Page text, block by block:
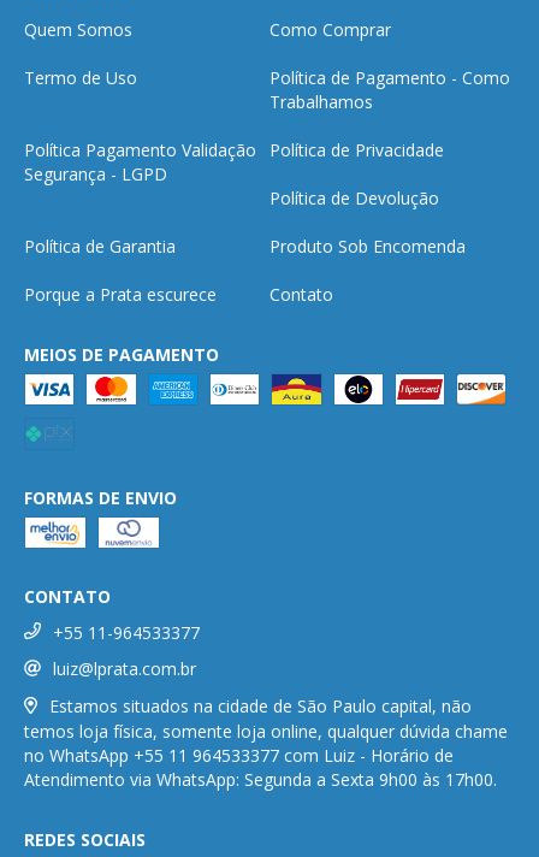
Quem Somos
Como Comprar
Termo de Uso
Política de Pagamento - Como
Trabalhamos
Política Pagamento Validação
Segurança - LGPD
Política de Privacidade
Política de Devolução
Política de Garantia Produto Sob Encomenda
Porque a Prata escurece Contato
MEIOS DE PAGAMENTO
FORMAS DE ENVIO
CONTATO
+55 11-964533377
luiz@lprata.com.br
Estamos situados na cidade de São Paulo capital, não
temos loja física, somente loja online, qualquer dúvida chame
no WhatsApp +55 11 964533377 com Luiz - Horário de
Atendimento via WhatsApp: Segunda a Sexta 9h00 às 17h00.
REDES SOCIAIS